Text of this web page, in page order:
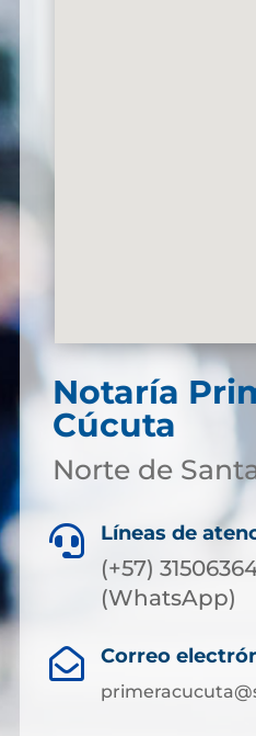
Notaría
Cúcuta
Norte de
 Líneas de
(+57)
(WhatsApp)
 Correo